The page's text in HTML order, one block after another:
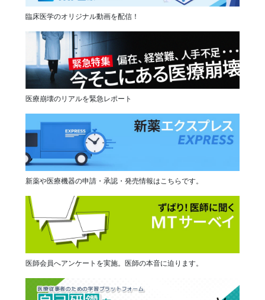
臨床医学のオリジナル動画を配信！
医療崩壊のリアルを緊急レポート
新薬や医療機器の申請・承認・発売情報はこちらです。
医師会員へアンケートを実施。医師の本音に迫ります。